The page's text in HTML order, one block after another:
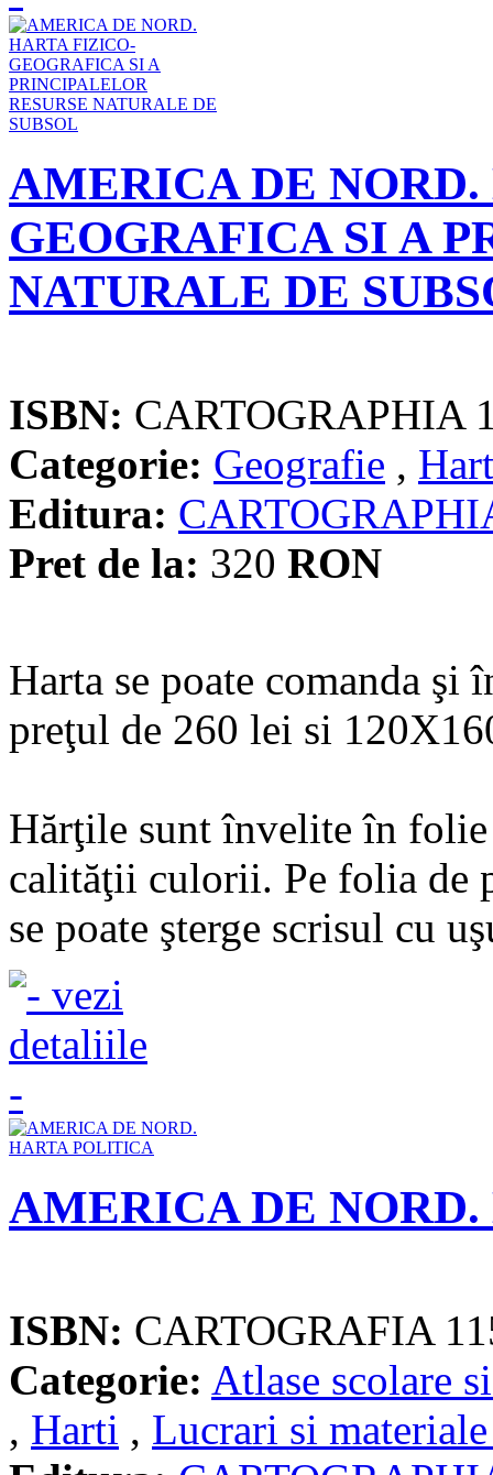
AMERICA DE
GEOGRAFICA SI A
NATURALE DE
ISBN: CARTOGRAPHIA
Categorie: Geografie ,
Editura:
Pret de la: 320 RON
Harta se poate comanda
preţul de 260 lei si
Hărţile sunt învelite în folie
calităţii culorii. Pe folia de
se poate şterge scrisul cu
AMERICA DE
ISBN: CARTOGRAFIA
Categorie: Atlase scolare
, Harti , Lucrari si